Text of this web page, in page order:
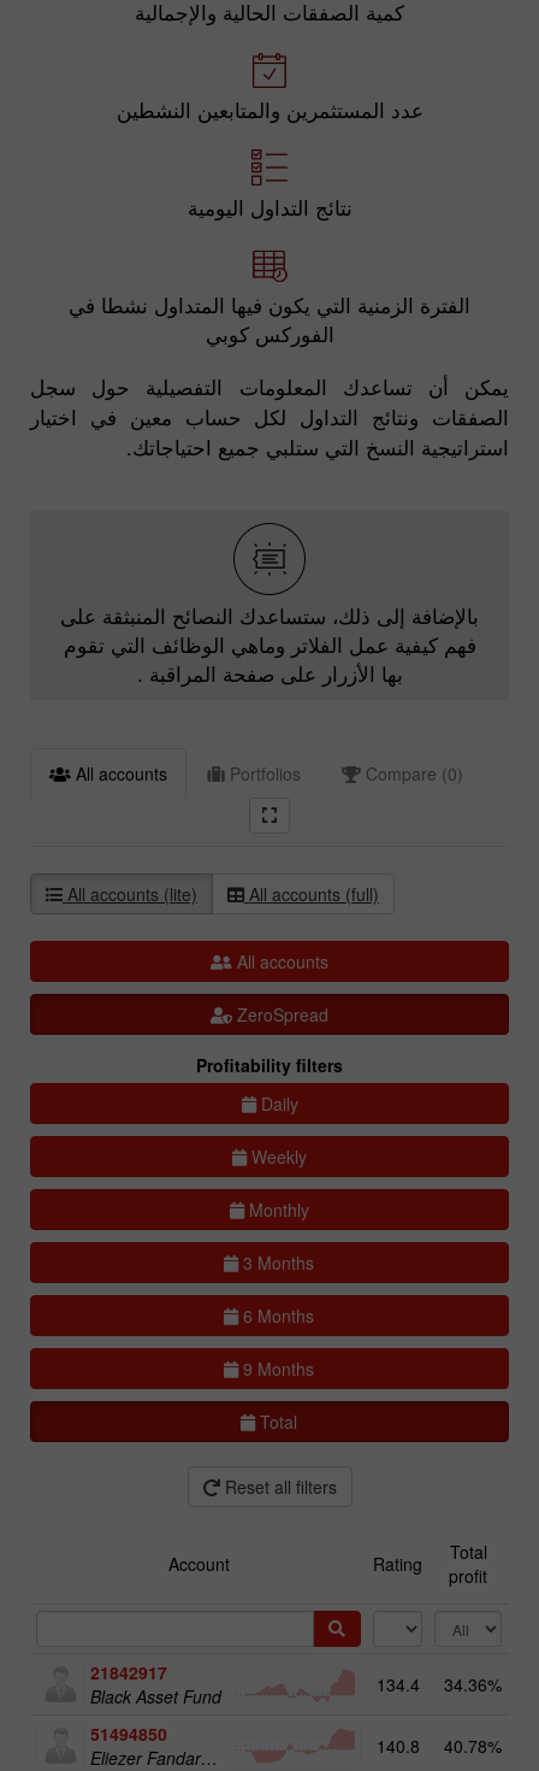
كمية الصفقات الحالية والإجمالية
عدد المستثمرين والمتابعين النشطين
نتائج التداول اليومية
الفترة الزمنية التي يكون فيها المتداول نشطا في
الفوركس كوبي
يمكن أن تساعدك المعلومات التفصيلية حول سجل
الصفقات ونتائج التداول لكل حساب معين في اختيار
استراتيجية النسخ التي ستلبي جميع احتياجاتك.
بالإضافة إلى ذلك، ستساعدك النصائح المنبثقة على
فهم كيفية عمل الفلاتر وماهي الوظائف التي تقوم
بها الأزرار على صفحة المراقبة .
All accounts Portfolios Compare (0)
All accounts (lite) All accounts (full)
All accounts
ZeroSpread
Profitability filters
Daily
Weekly
Monthly
3 Months
6 Months
9 Months
Total
Reset all filters
Account Rating
Total
profit
21842917
Black Asset Fund
134.4 34.36%
51494850
Eliezer Fandaruff Hartmann
140.8 40.78%